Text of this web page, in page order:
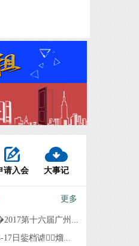
请入会 大事记
更多
第十六届广州...
17日鈭档谑熘...